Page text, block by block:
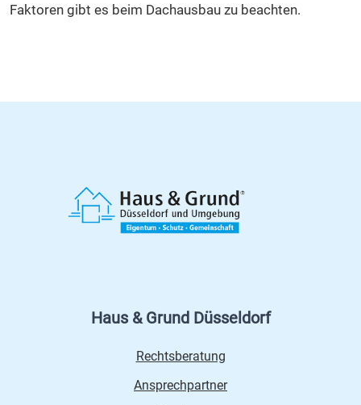
Faktoren gibt es beim Dachausbau zu beachten.
Haus & Grund Düsseldorf
Rechtsberatung
Ansprechpartner